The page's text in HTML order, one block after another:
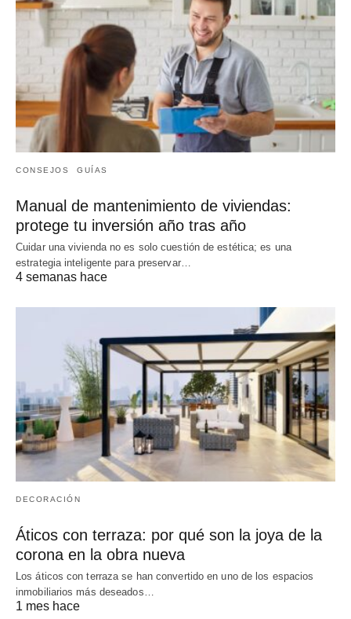
CONSEJOS GUÍAS
Manual de mantenimiento de viviendas:
protege tu inversión año tras año
Cuidar una vivienda no es solo cuestión de estética; es una
estrategia inteligente para preservar…
4 semanas hace
DECORACIÓN
Áticos con terraza: por qué son la joya de la
corona en la obra nueva
Los áticos con terraza se han convertido en uno de los espacios
inmobiliarios más deseados…
1 mes hace